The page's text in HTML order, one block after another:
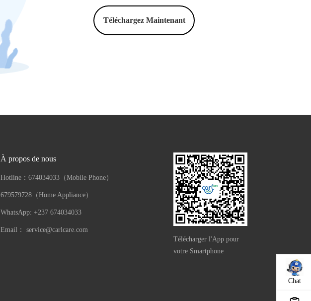
Téléchargez Maintenant
Chat
À propos de nous
Hotline： 674034033（Mobile Phone）
679579728（Home Appliance）
WhatsApp: +237 674034033
Email： service@carlcare.com
Télécharger l'App pour
votre Smartphone